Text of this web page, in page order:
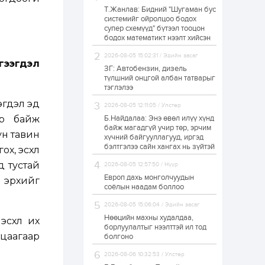
эд
байж
тавин
эсхүл
тустай
эрхийг
их
Н.Номтойбаяр:
Аймгуудад
тулгамдаж буй
асуудлуудыг долоо
хоног бүр Засгийн
газрын...
1 өдөр 0
УИХ-ын дарга
С.Бямбацогт төрийг
тахих төрийн
тахилгад оролцлоо
1 өдөр 4 0
“Хотын дарга сонсож
байна” 150150 тусгай
дугаарыг
наймдугаар сарын
1 өдөр
“Чингис хаан” олон
улсын нисэх буудал
руу нийтийн тээврийн
автобус 24 цагаар
Т.Жанлав: Бидний "Шугаман бус
системийг ойролцоо бодох
супер схемүүд" бүтээл тооцон
бодох математикт нээлт хийсэн
2026-08-05 15:02:31 / Эдийн засаг
ЗГ: Автобензин, дизель
түлшний онцгой албан татварыг
тэглэлээ
2026-08-05 12:11:05 / Улстөр
Б.Найдалаа: Энэ өвөл илүү хүнд
байж магадгүй учир төр, эрчим
хүчний байгууллагууд, иргэд
бэлтгэлээ сайн хангах нь зүйтэй
2026-08-05 12:57:50 / Нүүр
Европ дахь монголчуудын
соёлын наадам боллоо
2026-08-05 15:06:04 / Эдийн засаг
Нөөцийн махны худалдаа,
борлуулалтыг нээлттэй ил тод
болгоно
2026-08-06 10:32:53 / Улстөр